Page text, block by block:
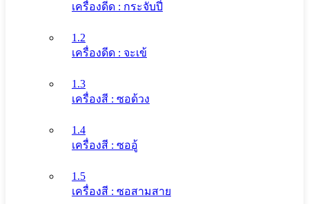
เครื่องดีด : กระจับปี่
1.2
เครื่องดีด : จะเข้
1.3
เครื่องสี : ซอด้วง
1.4
เครื่องสี : ซออู้
1.5
เครื่องสี : ซอสามสาย